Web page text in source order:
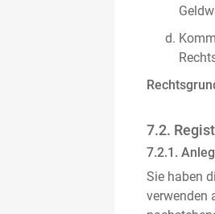
7.2.
7.2.1.
Sie haben
verwenden